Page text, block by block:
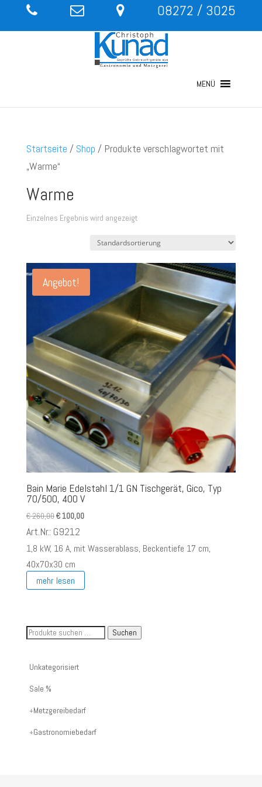
08272 / 3025
MENÜ
Startseite / Shop / Produkte verschlagwortet mit
„Warme“
Warme
Einzelnes Ergebnis wird angezeigt
Angebot!
Bain Marie Edelstahl 1/1 GN Tischgerät, Gico, Typ
70/500, 400 V
€260,00Ursprünglicher
Preis
€ 260,00
€100,00Aktueller
Art.Nr.: G9212
1,8 kW, 16 A, mit Wasserablass, Beckentiefe 17 cm,
40x70x30 cm
mehr lesen
Suche
Artikelnummer
oder
Suchen
Unkategorisiert
Sale %
Metzgereibedarf
Gastronomiebedarf